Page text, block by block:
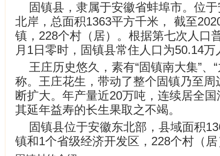
固镇县，隶属于安徽省蚌埠市。位
北岸，总面积1363平方千米， 截至
镇，228个村（居）。根据第七次人口
月1日零时，固镇县常住人口为50.14万
王庄历史悠久，素有“固镇南大集”、
称。王庄花生，带动了整个固镇乃至
断扩大。年产量近20万吨，连续居全
其延年益寿的长生果取之不竭。
固镇县位于安徽东北部，县域面积
镇和1个省级经济开发区，228个村（